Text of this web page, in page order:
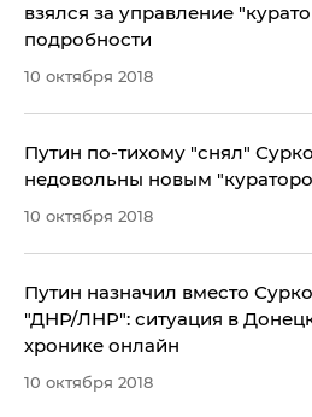
взялся за управление
подробности
10 октября 2018
​Путин по-тихому "снял"
недовольны новым
10 октября 2018
Путин назначил вместо
"ДНР/ЛНР": ситуация в
хронике онлайн
10 октября 2018